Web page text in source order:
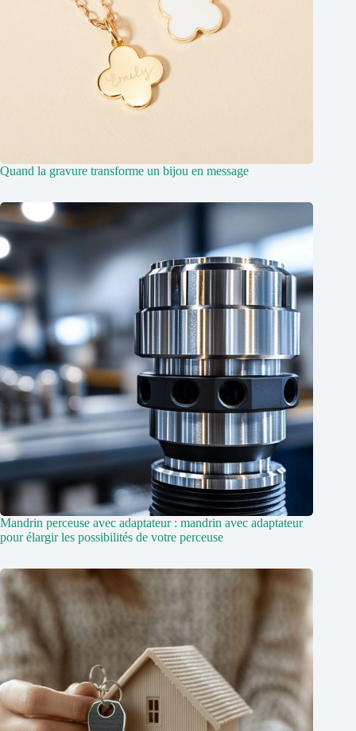
Quand la gravure transforme un bijou en message
Mandrin perceuse avec adaptateur : mandrin avec adaptateur
pour élargir les possibilités de votre perceuse